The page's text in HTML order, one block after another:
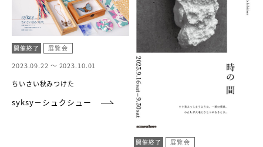
開催終了 展覧会
2023.09.22 ～ 2023.10.01
ちいさい秋みつけた
syksy－シュクシュー
開催終了 展覧会